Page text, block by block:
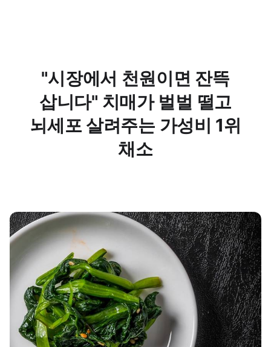
"시장에서 천원이면 잔뜩
삽니다" 치매가 벌벌 떨고
뇌세포 살려주는 가성비 1위
채소